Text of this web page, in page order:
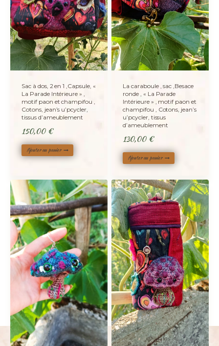
Sac à dos, 2 en 1 ,Capsule, «
La Parade Intérieure » ,
motif paon et champifou ,
Cotons, jean’s u’pcycler,
tissus d’ameublement
150,00 €
Ajouter au panier
La caraboule , sac ,Besace
ronde , « La Parade
Intérieure » , motif paon et
champifou , Cotons, jean’s
u’pcycler, tissus
d’ameublement
130,00 €
Ajouter au panier